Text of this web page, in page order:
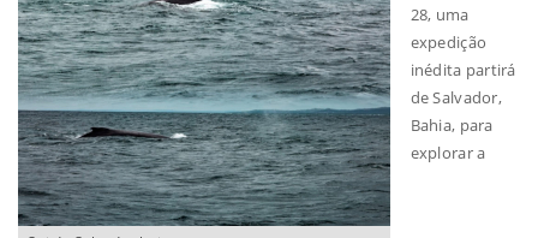
28, uma
expedição
inédita partirá
de Salvador,
Bahia, para
explorar a